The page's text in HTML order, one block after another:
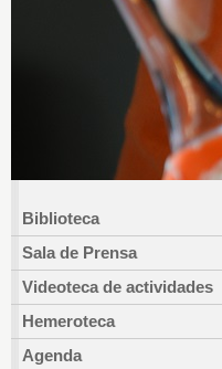
Biblioteca
Sala de Prensa
Videoteca de actividades
Hemeroteca
Agenda